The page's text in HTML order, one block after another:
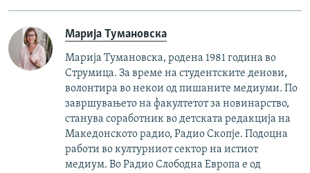
Марија Тумановска
Марија Тумановска, родена 1981 година во
Струмица. За време на студентските денови,
волонтира во некои од пишаните медиуми. По
завршувањето на факултетот за новинарство,
станува соработник во детската редакција на
Македонското радио, Радио Скопје. Подоцна
работи во културниот сектор на истиот
медиум. Во Радио Слободна Европа е од